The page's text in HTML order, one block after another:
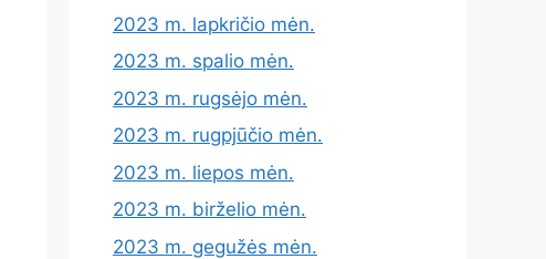
2023 m. lapkričio mėn.
2023 m. spalio mėn.
2023 m. rugsėjo mėn.
2023 m. rugpjūčio mėn.
2023 m. liepos mėn.
2023 m. birželio mėn.
2023 m. gegužės mėn.